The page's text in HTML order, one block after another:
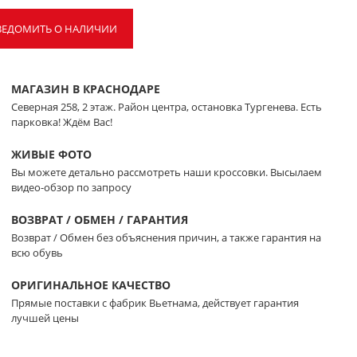
О НАЛИЧИИ
МАГАЗИН В КРАСНОДАРЕ
Северная 258, 2 этаж. Район центра, остановка Тургенева. Есть
парковка! Ждём Вас!
ЖИВЫЕ ФОТО
Вы можете детально рассмотреть наши кроссовки. Высылаем
видео-обзор по запросу
ВОЗВРАТ / ОБМЕН / ГАРАНТИЯ
Возврат / Обмен без объяснения причин, а также гарантия на
всю обувь
ОРИГИНАЛЬНОЕ КАЧЕСТВО
Прямые поставки с фабрик Вьетнама, действует гарантия
лучшей цены